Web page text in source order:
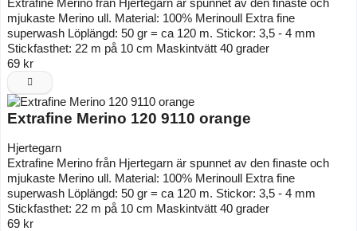
Extrafine Merino från Hjertegarn är spunnet av den finaste och
mjukaste Merino ull. Material: 100% Merinoull Extra fine
superwash Löplängd: 50 gr = ca 120 m. Stickor: 3,5 - 4 mm
Stickfasthet: 22 m på 10 cm Maskintvätt 40 grader
69 kr
Extrafine Merino 120 9110 orange
Hjertegarn
Extrafine Merino från Hjertegarn är spunnet av den finaste och
mjukaste Merino ull. Material: 100% Merinoull Extra fine
superwash Löplängd: 50 gr = ca 120 m. Stickor: 3,5 - 4 mm
Stickfasthet: 22 m på 10 cm Maskintvätt 40 grader
69 kr